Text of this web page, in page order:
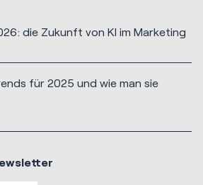
die Zukunft von KI im Marketing
für 2025 und wie man sie